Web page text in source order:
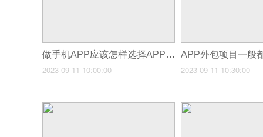
做手机APP应该怎样选择APP软件公司？
2023-09-11 10:00:00 2023-09-11 10:30:00